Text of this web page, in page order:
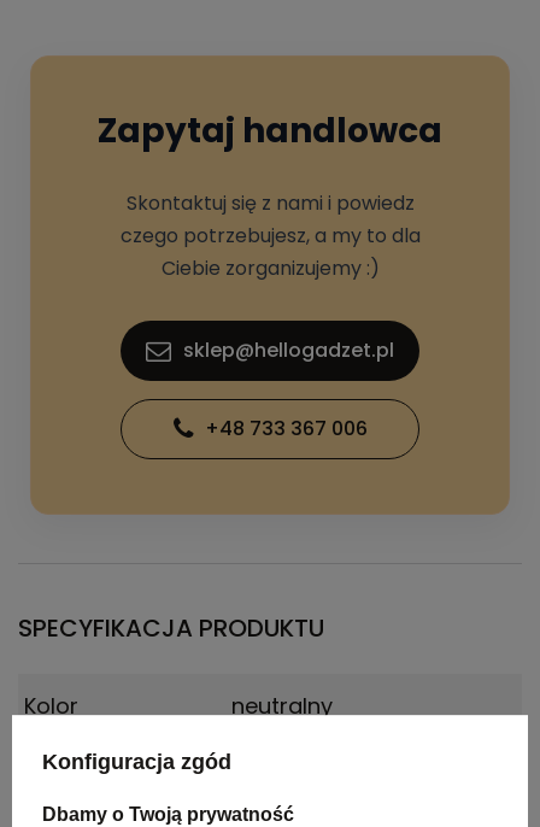
Zapytaj handlowca
Skontaktuj się z nami i powiedz
czego potrzebujesz, a my to dla
Ciebie zorganizujemy :)
sklep@hellogadzet.pl
+48 733 367 006
SPECYFIKACJA PRODUKTU
Kolor neutralny
Materiał
Konfiguracja zgód
Dbamy o Twoją prywatność